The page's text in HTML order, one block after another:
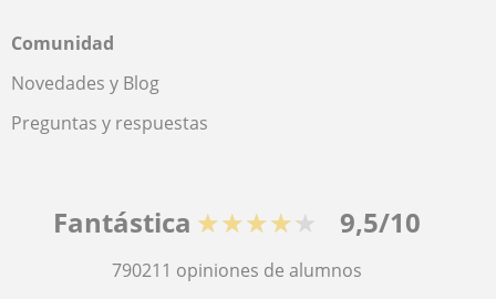
Comunidad
Novedades y Blog
Preguntas y respuestas
Fantástica ★★★★★ 9,5/10
790211 opiniones de alumnos